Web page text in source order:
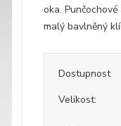
oka.
malý bavlněný
Dostupnost
Velikost: